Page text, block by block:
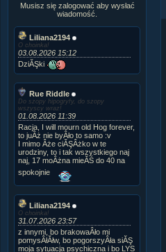
Musisz się zalogować aby wysłać
wiadomość.
Liliana2194
O choinka!
03.08.2026 15:12
DziĂŞki
Rue Riddle
Do szopy hipogryfy, do szopy
wszyscy wraz!
01.08.2026 11:39
Racja, I will mourn old Hog forever,
to juÂż nie byÂło to samo :v
I mimo Âże ciĂŞÂżko w te
urodziny, to i tak wszystkiego naj
naj, 17 moÂżna mieĂŚ do 40 na
spokojnie
Liliana2194
O choinka!
31.07.2026 23:57
z innymi, bo brakowaÂło mi
pomysÂłĂłw, bo pogorszyÂła siĂŞ
moja sytuacja psychiczna i bo LYS